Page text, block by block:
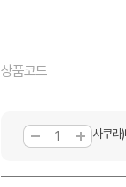
상품코드
사쿠